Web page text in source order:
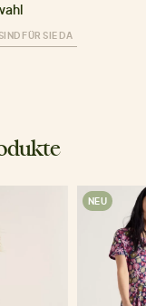
FÜR SIE DA
NEU